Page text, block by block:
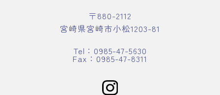
〒880-2112
宮崎県宮崎市小松1203-81
Tel：0985-47-5630
Fax：0985-47-8311